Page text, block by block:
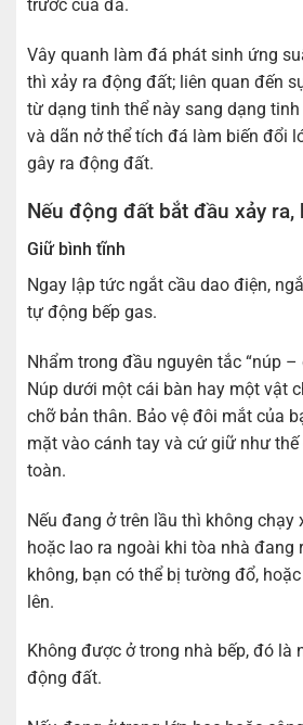
trước của đá.
Vây quanh làm đá phát sinh ứng
thì xảy ra động đất; liên quan đến
từ dạng tinh thể này sang dạng
và dãn nở thể tích đá làm biến đổi
gây ra động đất.
Nếu động đất bắt đầu xảy ra,
Giữ bình tĩnh
Ngay lập tức ngắt cầu dao điện,
tự động bếp gas.
Nhẩm trong đầu nguyên tắc “núp –
Núp dưới một cái bàn hay một vật
chỡ bản thân. Bảo vệ đôi mắt của
mặt vào cánh tay và cứ giữ như thế
toàn.
Nếu đang ở trên lầu thì không chạy
hoặc lao ra ngoài khi tòa nhà đang
không, bạn có thể bị tường đổ,
lên.
Không được ở trong nhà bếp, đó là
động đất.